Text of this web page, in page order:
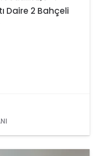
Daire 2 Bahçeli